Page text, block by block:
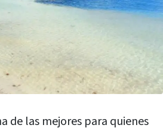
de las mejores para quienes